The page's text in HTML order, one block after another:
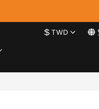
$ TWD